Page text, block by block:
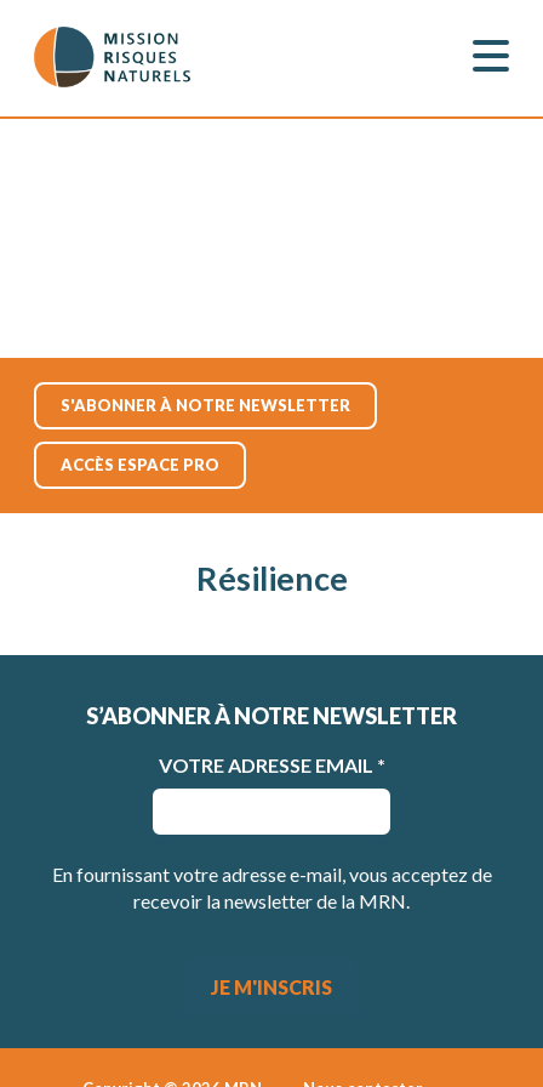
S'ABONNER À NOTRE NEWSLETTER
ACCÈS ESPACE PRO
Résilience
S’ABONNER À NOTRE NEWSLETTER
VOTRE ADRESSE EMAIL *
En fournissant votre adresse e-mail, vous acceptez de
recevoir la newsletter de la MRN.